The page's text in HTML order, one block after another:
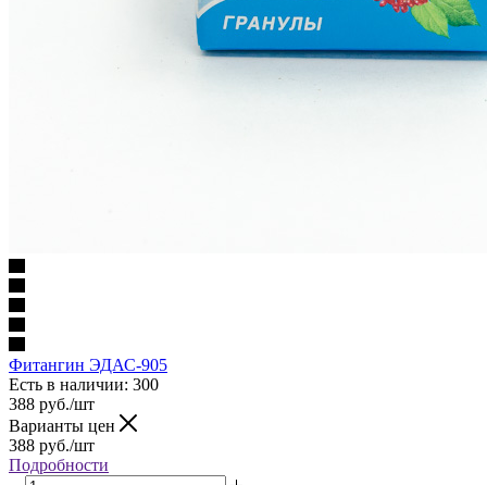
Фитангин ЭДАС-905
Есть в наличии: 300
388 руб./шт
Варианты цен
388 руб./шт
Подробности